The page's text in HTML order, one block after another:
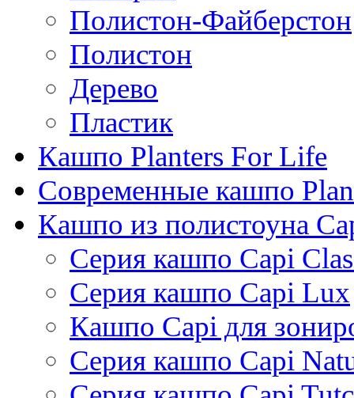
Полистон-Файберстон
Полистон
Дерево
Пластик
Кашпо Planters For Life
Современные кашпо
Кашпо из полистоуна
Серия кашпо Capi
Серия кашпо Capi Lux
Кашпо Capi для
Серия кашпо Capi